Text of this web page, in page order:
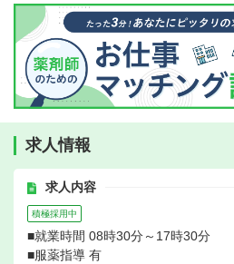
求人情報
求人内容
積極採用中
■就業時間 08時30分～17時30分
■服薬指導 有